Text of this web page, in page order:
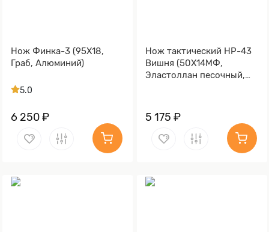
Нож Финка-3 (95Х18,
Граб, Алюминий)
5.0
6 250 ₽
Нож тактический НР-43
Вишня (50Х14МФ,
Эластоллан песочный,
5 175 ₽